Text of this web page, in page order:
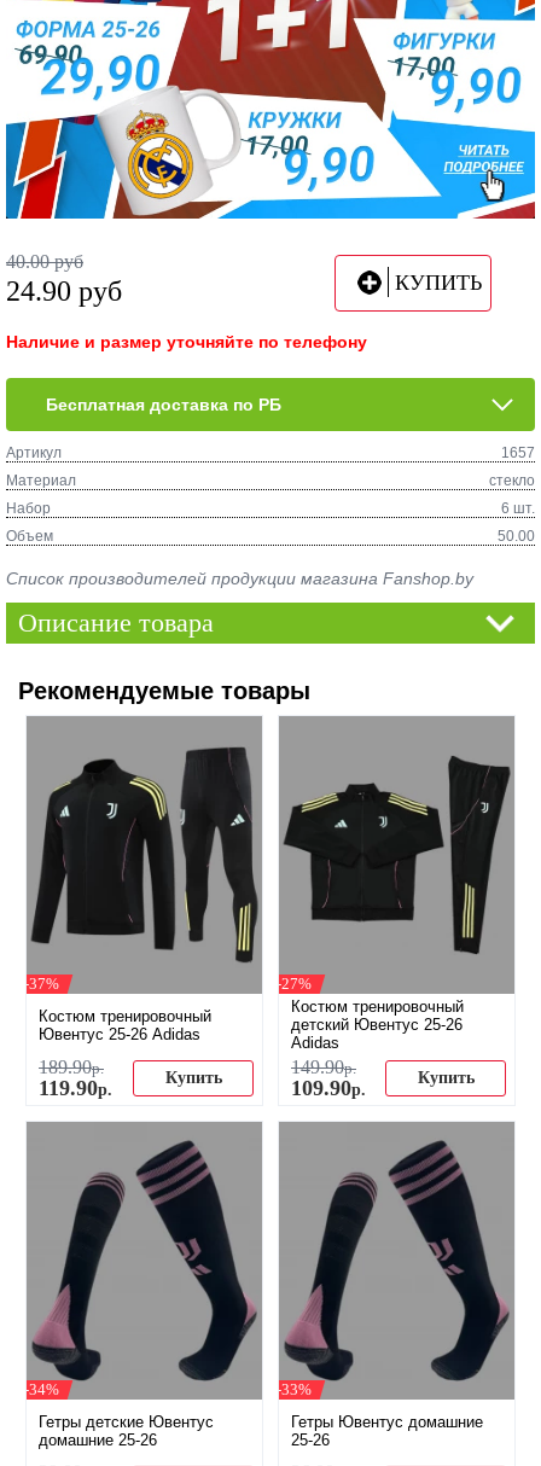
40.00 руб
24.90 руб КУПИТЬ
Наличие и размер уточняйте по телефону
Бесплатная доставка по РБ
Артикул
1657
Материал
стекло
Набор
6 шт.
Объем
50.00
Список производителей продукции магазина Fanshop.by
Описание товара
Рекомендуемые товары
-37%
Костюм тренировочный
Ювентус 25-26 Adidas
189.90р.
119.90р.
Купить
-27%
Костюм тренировочный
детский Ювентус 25-26
Adidas
149.90р.
109.90р.
Купить
-34%
Гетры детские Ювентус
домашние 25-26
-33%
Гетры Ювентус домашние
25-26